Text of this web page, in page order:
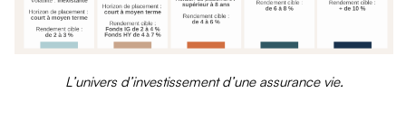
L’univers d’investissement d’une assurance vie.